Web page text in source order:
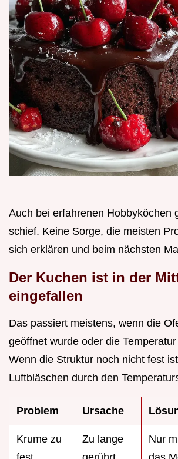
Auch bei erfahrenen Hobbyköchen
schief. Keine Sorge, die meisten
sich erklären und beim nächsten
Der Kuchen ist in der
eingefallen
Das passiert meistens, wenn die
geöffnet wurde oder die
Wenn die Struktur noch nicht fest
Luftbläschen durch den
Problem Ursache
Krume zu
Zu lange
Nur